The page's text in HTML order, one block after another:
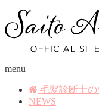
menu
毛髪診断士
NEWS